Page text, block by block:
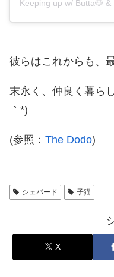
彼らはこれからも、
末永く、仲良く暮ら
｀*)
(参照： The Dodo)
シェパード 子猫
X